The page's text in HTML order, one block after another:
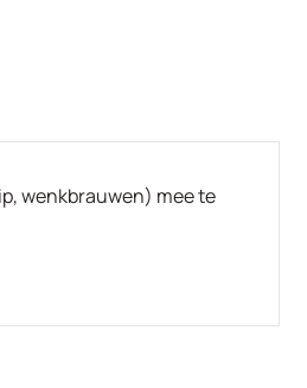
wenkbrauwen) mee te